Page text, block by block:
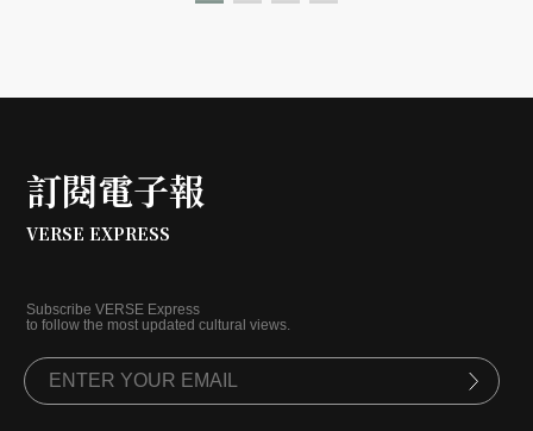
訂閱電子報
VERSE EXPRESS
Subscribe VERSE Express
to follow the most updated cultural views.